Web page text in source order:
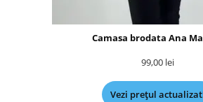
Camasa brodata Ana
99,00 lei
Vezi prețul